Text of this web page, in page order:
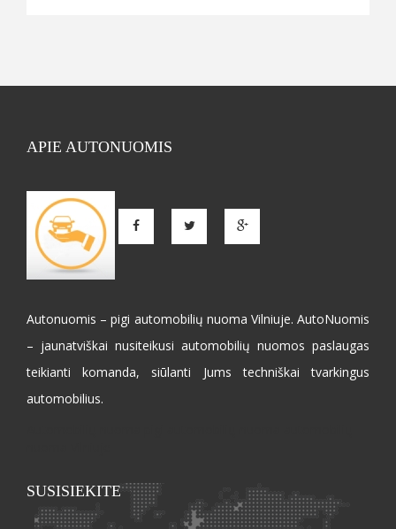
APIE AUTONUOMIS
Autonuomis – pigi automobilių nuoma Vilniuje. AutoNuomis
– jaunatviškai nusiteikusi automobilių nuomos paslaugas
teikianti komanda, siūlanti Jums techniškai tvarkingus
automobilius.
SUSISIEKITE